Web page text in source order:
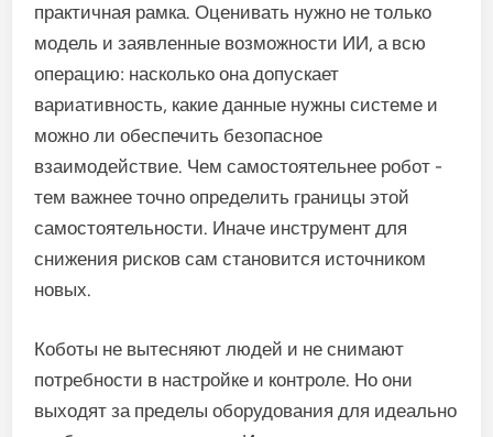
практичная рамка. Оценивать нужно не только
модель и заявленные возможности ИИ, а всю
операцию: насколько она допускает
вариативность, какие данные нужны системе и
можно ли обеспечить безопасное
взаимодействие. Чем самостоятельнее робот -
тем важнее точно определить границы этой
самостоятельности. Иначе инструмент для
снижения рисков сам становится источником
новых.
Коботы не вытесняют людей и не снимают
потребности в настройке и контроле. Но они
выходят за пределы оборудования для идеально